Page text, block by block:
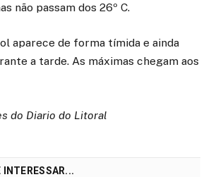
não passam dos 26º C.
aparece de forma tímida e ainda
a tarde. As máximas chegam aos
do Diario do Litoral
INTERESSAR...